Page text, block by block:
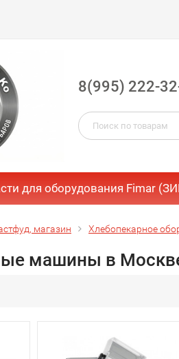
8(995) 222-
для оборудования Fimar
магазин Хлебопекарное
машины в